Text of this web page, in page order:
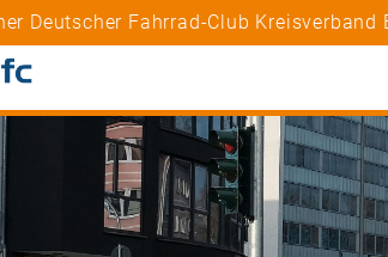
Deutscher Fahrrad-Club Kreisverband